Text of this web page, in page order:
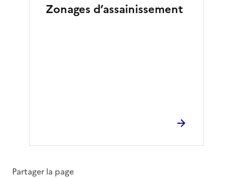
Zonages d’assainissement
Partager la page